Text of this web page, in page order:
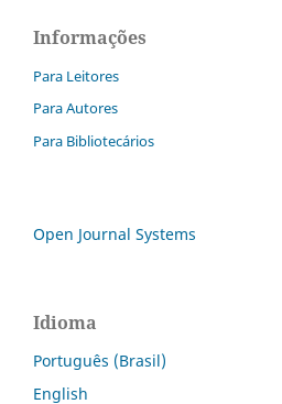
Informações
Para Leitores
Para Autores
Para Bibliotecários
Open Journal Systems
Idioma
Português (Brasil)
English